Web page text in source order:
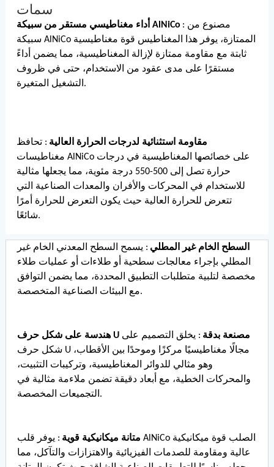
سمات
أداء مغناطيسي مستقر من سبيكة AlNiCo : مصنوع من
سبيكة AlNiCo الممتازة، يوفر هذا المغناطيس قوة مغناطيسية
ثابتة مع مقاومة ممتازة لإزالة المغناطيسية، مما يضمن أداءً
مستقرًا على مدى عقود من الاستخدام، حتى في ظروف
التشغيل المتغيرة.
مقاومة استثنائية لدرجات الحرارة العالية : تحافظ
مغناطيسات AlNiCo على خصائصها المغناطيسية في درجات
حرارة تصل إلى 500-550 درجة مئوية، مما يجعلها مثالية
للاستخدام في المحركات والأفران والمعدات الصناعية التي
تتعرض للحرارة العالية حيث يكون التعرض للحرارة أمرًا
شائعًا.
السطح الخام غير المطلي : يسمح السطح المعدني الخام غير
المطلي بإجراء معالجات سطحية أو طلاءات أو عمليات طلاء
مخصصة لتلبية متطلبات التطبيق المحددة، مما يضمن التوافق
مع البيئات الصناعية المتخصصة.
هندسة على شكل حرف U مصنعة بدقة : يخلق التصميم على
شكل حرف U مجالًا مغناطيسيًا مركزًا وموحدًا بين الأقطاب،
وهو مثالي للدوائر المغناطيسية، وتركيبات التثبيت،
والمحركات الخطية، مع أبعاد دقيقة تضمن ملاءمة مثالية في
التجميعات المخصصة.
متانة ميكانيكية قوية : يوفر قلب AlNiCo الصلب قوة ميكانيكية
عالية ومقاومة للصدمات الفيزيائية والاهتزازات والتآكل، مما